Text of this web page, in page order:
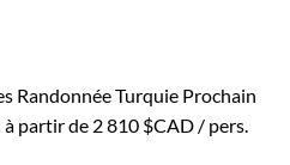
Randonnée Turquie Prochain
à partir de 2 810 $CAD / pers.